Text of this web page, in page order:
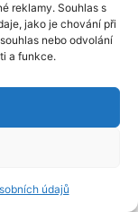
reklamy. Souhlas s
jako je chování při
nebo odvolání
a funkce.
údajů